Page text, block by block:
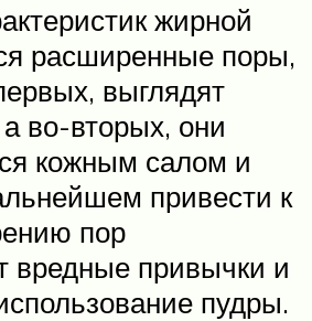
жирной
расширенные поры,
выглядят
во-вторых, они
кожным салом и
привести к
пор
вредные привычки и
пудры.